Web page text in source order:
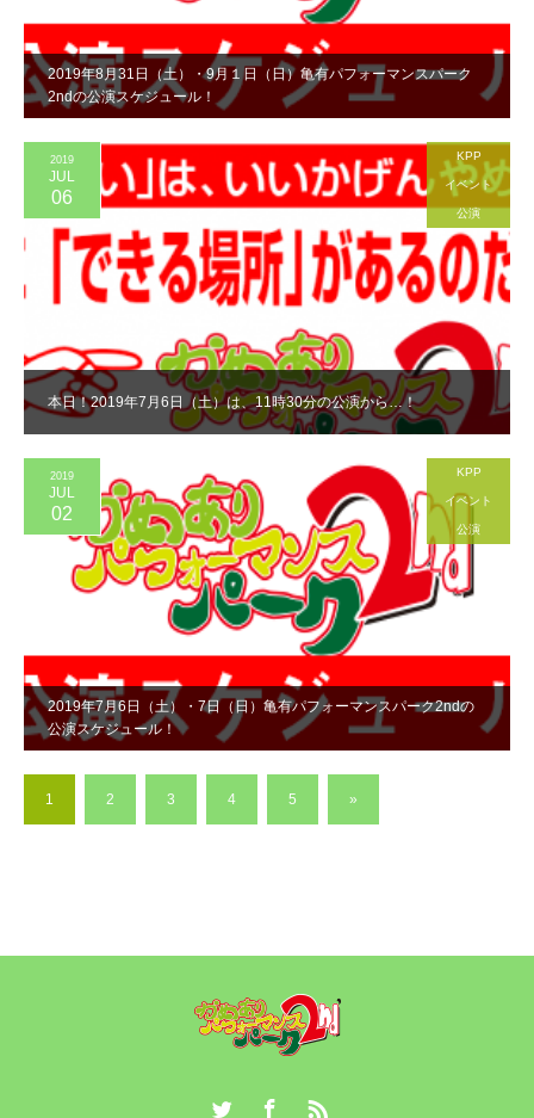
2019年8月31日（土）・9月１日（日）亀有パフォーマンスパーク
2ndの公演スケジュール！
本日！2019年7月6日（土）は、11時30分の公演から…！
2019
JUL
06
KPP
イベント
公演
2019年7月6日（土）・7日（日）亀有パフォーマンスパーク2ndの
公演スケジュール！
2019
JUL
02
KPP
イベント
公演
1 2 3 4 5 »